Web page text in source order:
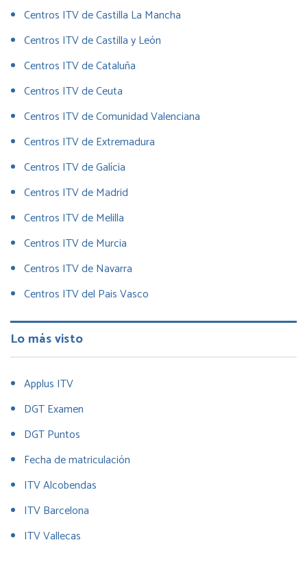
Centros ITV de Castilla La Mancha
Centros ITV de Castilla y León
Centros ITV de Cataluña
Centros ITV de Ceuta
Centros ITV de Comunidad Valenciana
Centros ITV de Extremadura
Centros ITV de Galícia
Centros ITV de Madrid
Centros ITV de Melilla
Centros ITV de Murcia
Centros ITV de Navarra
Centros ITV del Pais Vasco
Lo más visto
Applus ITV
DGT Examen
DGT Puntos
Fecha de matriculación
ITV Alcobendas
ITV Barcelona
ITV Vallecas